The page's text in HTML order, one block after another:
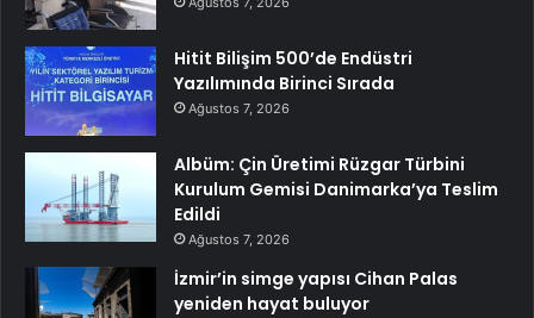
Hitit Bilişim 500’de Endüstri
Yazılımında Birinci Sırada
Ağustos 7, 2026
Albüm: Çin Üretimi Rüzgar Türbini
Kurulum Gemisi Danimarka’ya Teslim
Edildi
Ağustos 7, 2026
İzmir’in simge yapısı Cihan Palas
yeniden hayat buluyor